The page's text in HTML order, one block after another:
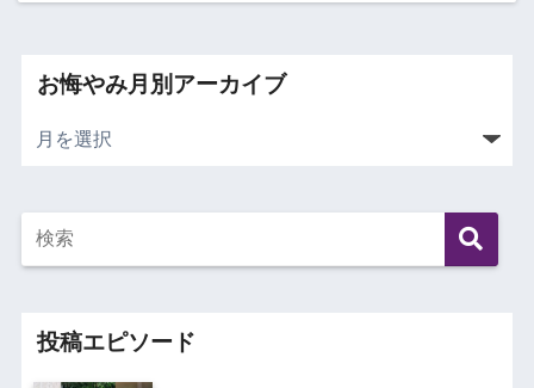
お悔やみ月別アーカイブ
投稿エピソード